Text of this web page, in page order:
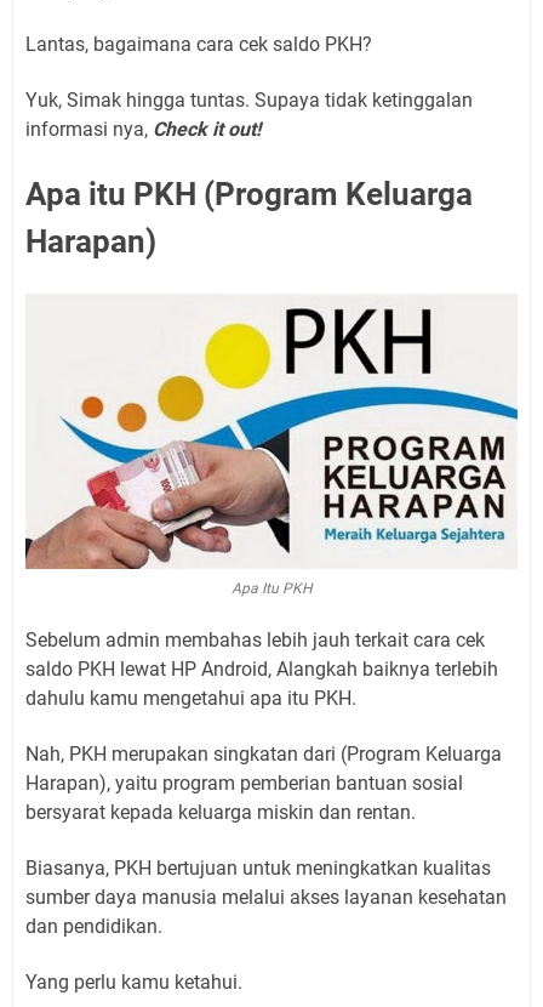
Lantas, bagaimana cara cek saldo PKH?
Yuk, Simak hingga tuntas. Supaya tidak ketinggalan
informasi nya, Check it out!
Apa itu PKH (Program Keluarga
Harapan)
Apa Itu PKH
Sebelum admin membahas lebih jauh terkait cara cek
saldo PKH lewat HP Android, Alangkah baiknya terlebih
dahulu kamu mengetahui apa itu PKH.
Nah, PKH merupakan singkatan dari (Program Keluarga
Harapan), yaitu program pemberian bantuan sosial
bersyarat kepada keluarga miskin dan rentan.
Biasanya, PKH bertujuan untuk meningkatkan kualitas
sumber daya manusia melalui akses layanan kesehatan
dan pendidikan.
Yang perlu kamu ketahui.